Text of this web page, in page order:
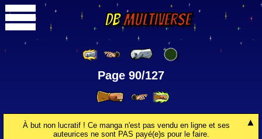
DBMultiverse
Page 90/127
À but non lucratif ! Ce manga n'est pas vendu en ligne et ses
auteurices ne sont PAS payé(e)s pour le faire.